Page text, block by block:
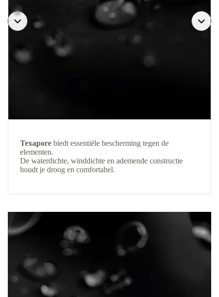
Texapore biedt essentiële bescherming tegen de
elementen.
De waterdichte, winddichte en ademende constructie
houdt je droog en comfortabel.